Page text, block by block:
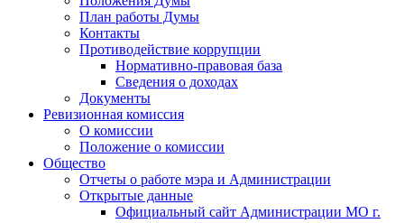
План работы Думы
Контакты
Противодействие коррупции
Нормативно-правовая база
Сведения о доходах
Документы
Ревизионная комиссия
О комиссии
Положение о комиссии
Общество
Отчеты о работе мэра и Администрации
Открытые данные
Официальный сайт Администрации МО г.